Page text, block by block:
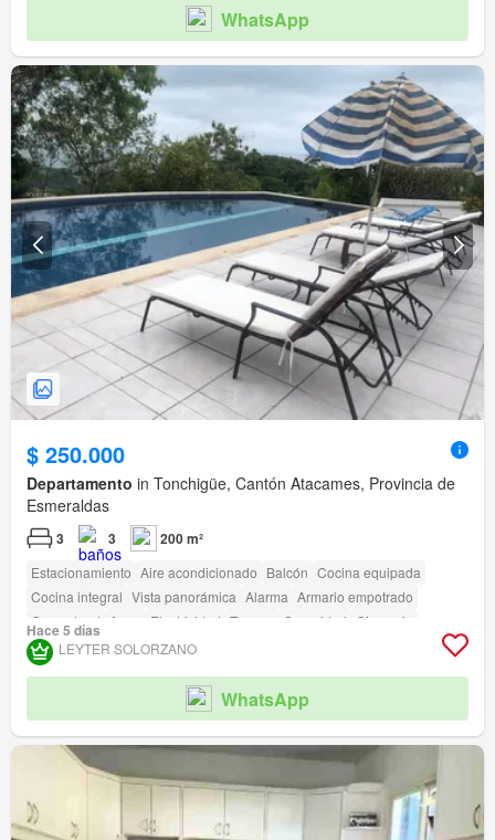
WhatsApp
$ 250.000
Departamento in Tonchigüe, Cantón Atacames, Provincia de
Esmeraldas
3 3 200 m²
Estacionamiento Aire acondicionado Balcón Cocina equipada
Cocina integral Vista panorámica Alarma Armario empotrado
Gas natural
Agua Electricidad Terraza Seguridad
Gimnasio
Piscina Área para niños Jardín
Cancha de tenis
Hace 5 días
LEYTER SOLORZANO
WhatsApp